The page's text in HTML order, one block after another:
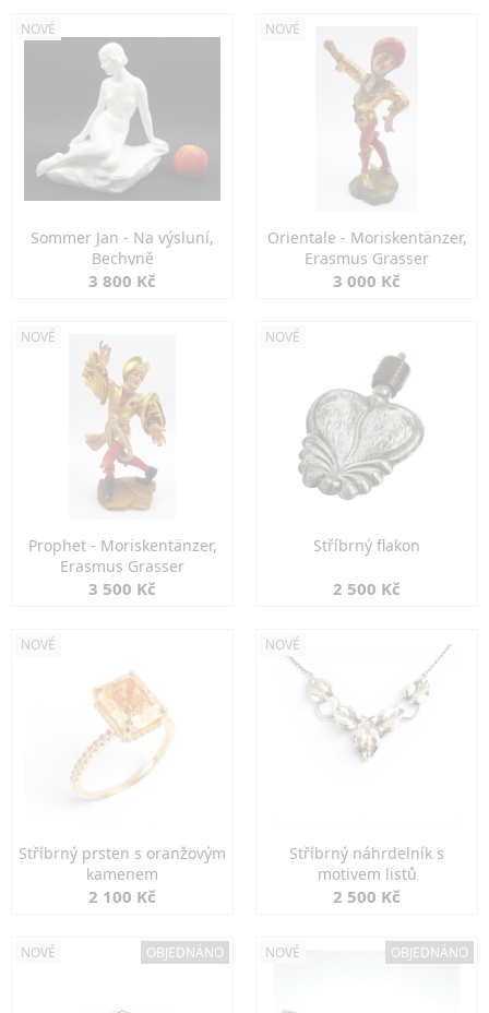
NOVÉ
Sommer Jan - Na výsluní,
Bechyně
3 800 Kč
NOVÉ
Orientale - Moriskentänzer,
Erasmus Grasser
3 000 Kč
NOVÉ
Prophet - Moriskentänzer,
Erasmus Grasser
3 500 Kč
NOVÉ
Stříbrný flakon
2 500 Kč
NOVÉ
Stříbrný prsten s oranžovým
kamenem
2 100 Kč
NOVÉ
Stříbrný náhrdelník s
motivem listů
2 500 Kč
NOVÉ OBJEDNÁNO NOVÉ OBJEDNÁNO